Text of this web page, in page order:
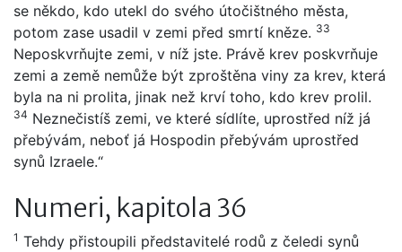
se někdo, kdo utekl do svého útočištného města,
potom zase usadil v zemi před smrtí kněze. 33
Neposkvrňujte zemi, v níž jste. Právě krev poskvrňuje
zemi a země nemůže být zproštěna viny za krev, která
byla na ni prolita, jinak než krví toho, kdo krev prolil.
34 Neznečistíš zemi, ve které sídlíte, uprostřed níž já
přebývám, neboť já Hospodin přebývám uprostřed
synů Izraele.“
Numeri, kapitola 36
1 Tehdy přistoupili představitelé rodů z čeledi synů